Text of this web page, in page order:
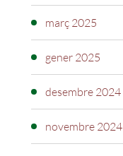
març 2025
gener 2025
desembre 2024
novembre 2024